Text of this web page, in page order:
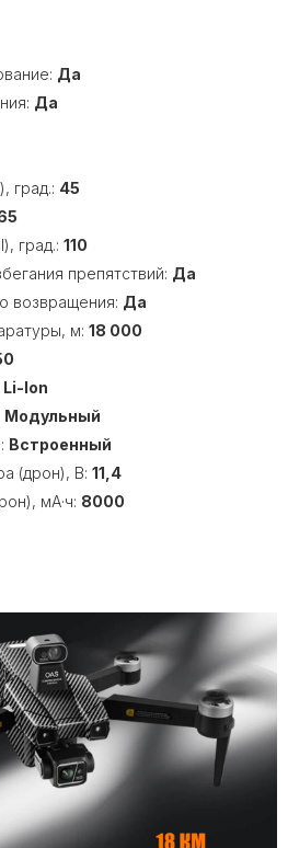
Да
Да
град.: 45
град.: 110
препятствий: Да
возвращения: Да
м: 18 000
Li-Ion
Модульный
Встроенный
(дрон), В: 11,4
мA·ч: 8000